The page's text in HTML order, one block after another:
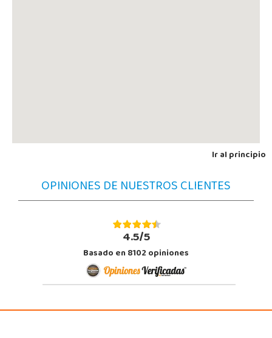
Ir al principio
OPINIONES DE NUESTROS CLIENTES
4.5/5
Basado en 8102 opiniones